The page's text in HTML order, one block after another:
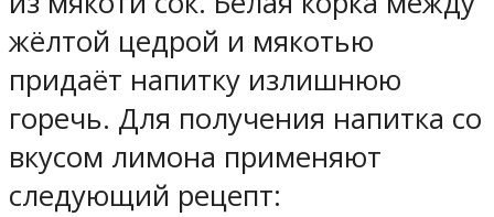
жёлтой цедрой и мякотью
придаёт напитку излишнюю
горечь. Для получения напитка со
вкусом лимона применяют
следующий рецепт: